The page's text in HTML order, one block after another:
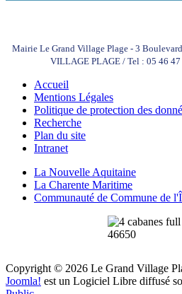
Mairie Le Grand Village Plage - 3
VILLAGE PLAGE / Tel : 05 46
Accueil
Mentions Légales
Politique de protection des
Recherche
Plan du site
Intranet
La Nouvelle Aquitaine
La Charente Maritime
Communauté de Commune de
Copyright © 2026 Le Grand Village
Joomla! est un Logiciel Libre diffusé